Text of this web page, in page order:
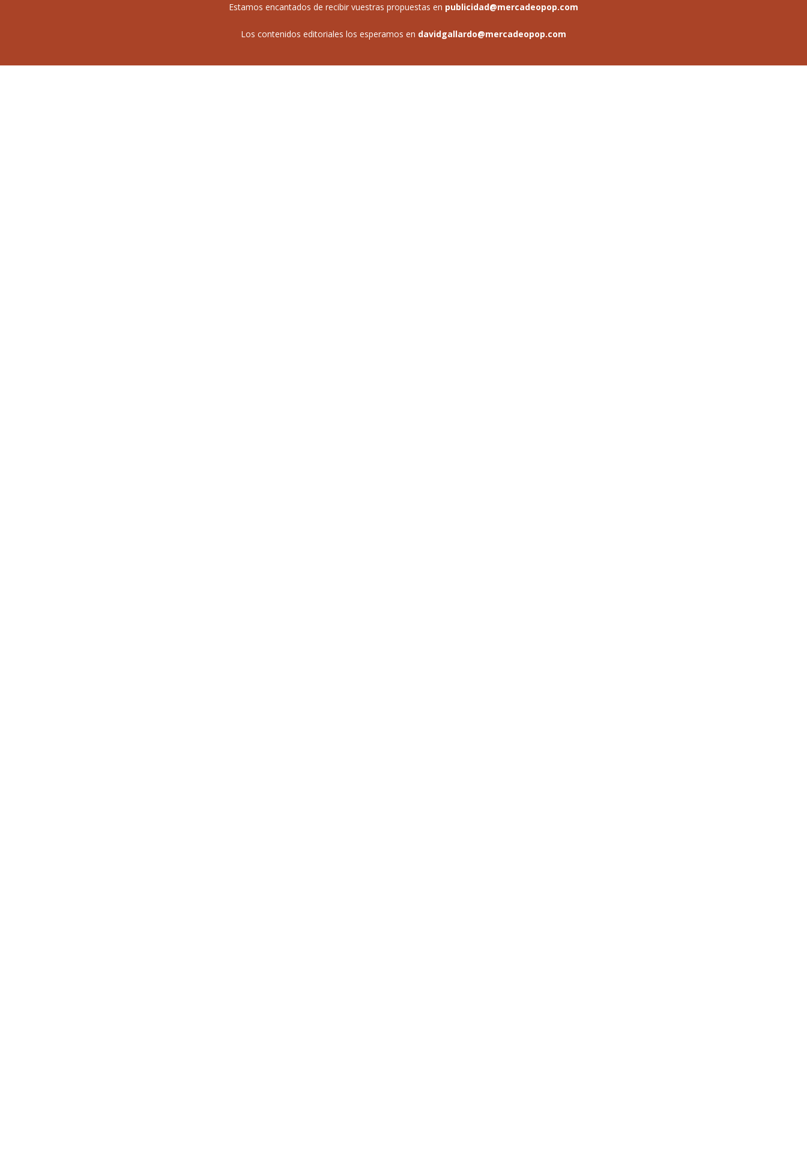
Estamos encantados de recibir vuestras propuestas en publicidad@mercadeopop.com
Los contenidos editoriales los esperamos en davidgallardo@mercadeopop.com